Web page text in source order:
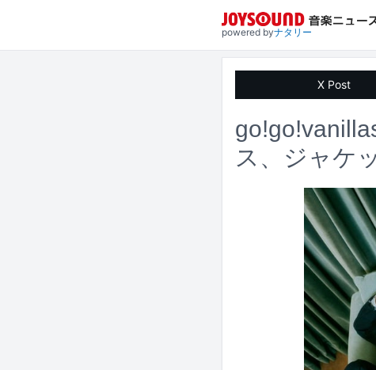
powered byナタリー
X Post
ス、ジャケ